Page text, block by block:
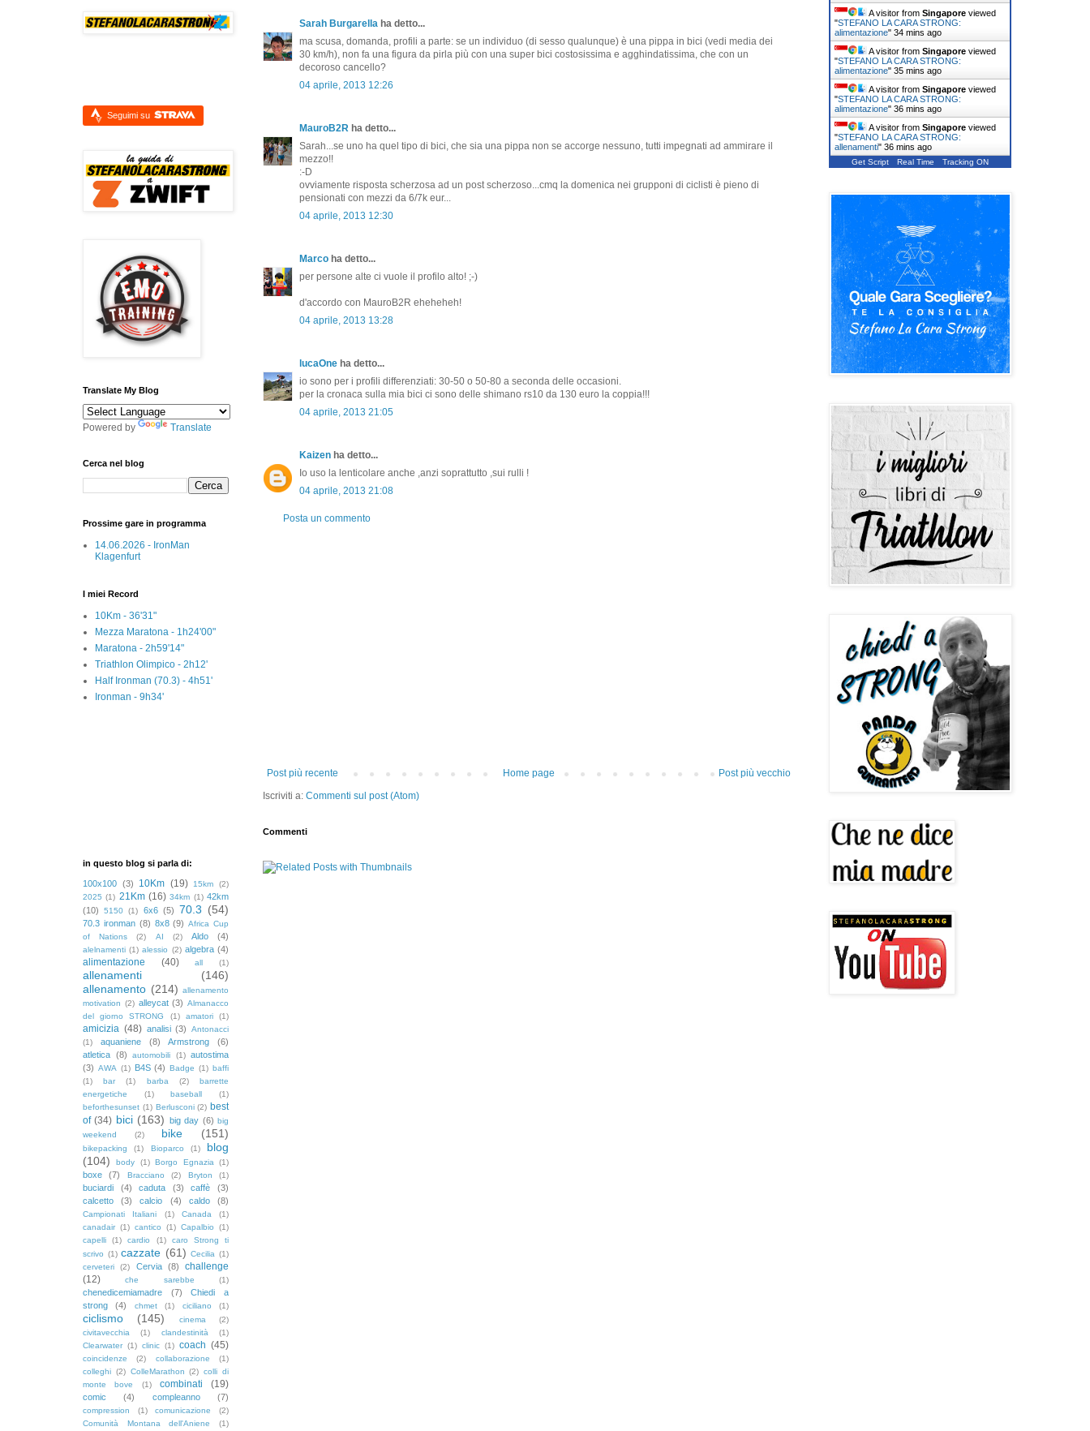
Sarah Burgarella ha detto...
ma scusa, domanda, profili a parte: se un individuo (di sesso qualunque) è una pippa in bici (vedi media dei
30 km/h), non fa una figura da pirla più con una super bici costosissima e agghindatissima, che con un
decoroso cancello?
04 aprile, 2013 12:26
MauroB2R ha detto...
Sarah...se uno ha quel tipo di bici, che sia una pippa non se accorge nessuno, tutti impegnati ad ammirare il
mezzo!!
:-D
ovviamente risposta scherzosa ad un post scherzoso...cmq la domenica nei grupponi di ciclisti è pieno di
pensionati con mezzi da 6/7k eur...
04 aprile, 2013 12:30
Marco ha detto...
per persone alte ci vuole il profilo alto! ;-)
d'accordo con MauroB2R eheheheh!
04 aprile, 2013 13:28
lucaOne ha detto...
io sono per i profili differenziati: 30-50 o 50-80 a seconda delle occasioni.
per la cronaca sulla mia bici ci sono delle shimano rs10 da 130 euro la coppia!!!
04 aprile, 2013 21:05
Kaizen ha detto...
Io uso la lenticolare anche ,anzi soprattutto ,sui rulli !
04 aprile, 2013 21:08
Posta un commento
Post più recente Post più vecchio
Home page
Iscriviti a: Commenti sul post (Atom)
Commenti
Seguimi su
Translate My Blog
Powered by Translate
Cerca nel blog
Prossime gare in programma
14.06.2026 - IronMan
Klagenfurt
I miei Record
10Km - 36'31"
Mezza Maratona - 1h24'00"
Maratona - 2h59'14"
Triathlon Olimpico - 2h12'
Half Ironman (70.3) - 4h51'
Ironman - 9h34'
in questo blog si parla di:
100x100 (3) 10Km (19) 15km
(2)
2025 (1) 21Km (16) 34km (1) 42km
(10)
5150 (1) 6x6 (5) 70.3 (54)
70.3 ironman (8) 8x8 (9) Africa Cup
of Nations
(2) AI (2) Aldo (4)
alelnamenti (1) alessio (2) algebra (4)
alimentazione (40) all (1)
allenamenti
(146)
allenamento (214) allenamento
motivation (2) alleycat (3) Almanacco
del giorno STRONG
(1) amatori (1)
amicizia (48) analisi (3)
Antonacci
(1)
aquaniene (8) Armstrong
(6)
atletica (8) automobili (1) autostima
(3) AWA (1) B4S (4) Badge (1) baffi
(1)
bar (1) barba (2)
barrette
energetiche
(1) baseball
(1)
beforthesunset (1) Berlusconi (2) best
of (34) bici (163) big day (6) big
weekend
(2) bike (151)
bikepacking (1) Bioparco (1)
blog
(104)
body (1) Borgo Egnazia (1)
boxe (7) Bracciano (2) Bryton (1)
buciardi (4) caduta (3) caffè
(3)
calcetto
(3) calcio (4) caldo (8)
Campionati Italiani (1) Canada
(1)
canadair (1) cantico (1) Capalbio
(1)
capelli
(1) cardio (1)
caro Strong ti
scrivo (1) cazzate (61) Cecilia (1)
cerveteri
(2) Cervia (8)
challenge
(12)
che sarebbe (1)
chenedicemiamadre (7)
Chiedi a
strong
(4) chmet (1) ciciliano (1)
ciclismo (145) cinema
(2)
civitavecchia
(1) clandestinità
(1)
Clearwater (1) clinic (1) coach (45)
coincidenze (2) collaborazione
(1)
colleghi (2) ColleMarathon (2) colli di
monte bove
(1) combinati (19)
comic (4) compleanno (7)
compression (1) comunicazione
(2)
Comunità Montana dell'Aniene
(1)
A visitor from Singapore viewed
"STEFANO LA CARA STRONG:
alimentazione" 34 mins ago
A visitor from Singapore viewed
"STEFANO LA CARA STRONG:
alimentazione" 35 mins ago
A visitor from Singapore viewed
"STEFANO LA CARA STRONG:
alimentazione" 36 mins ago
A visitor from Singapore viewed
"STEFANO LA CARA STRONG:
allenamenti" 36 mins ago
Get Script Real Time Tracking ON